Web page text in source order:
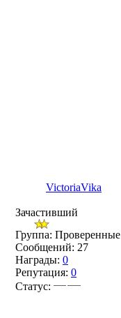
VictoriaVika
Зачастивший
Группа: Проверенные
Сообщений: 27
Награды: 0
Репутация: 0
Статус: